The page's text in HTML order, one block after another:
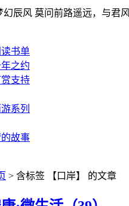
幻辰风 莫问前路遥远，与君
书单
之约
支持
系列
故事
> 含标签 【口岸】 的文章